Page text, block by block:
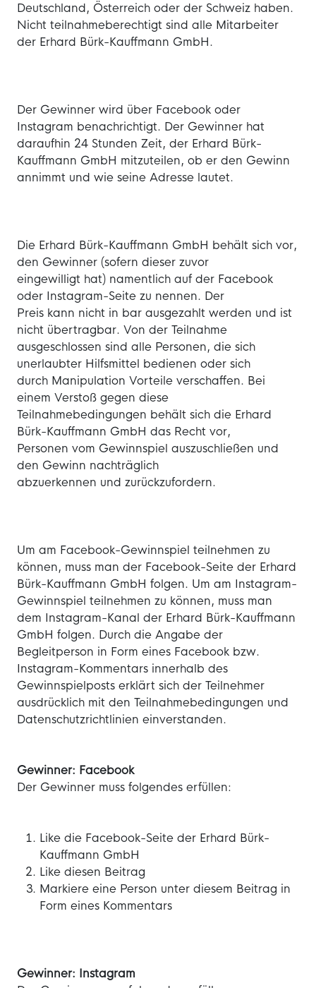
Deutschland, Österreich oder der Schweiz haben.
Nicht teilnahmeberechtigt sind alle Mitarbeiter
der Erhard Bürk-Kauffmann GmbH.
Der Gewinner wird über Facebook oder
Instagram benachrichtigt. Der Gewinner hat
daraufhin 24 Stunden Zeit, der Erhard Bürk-
Kauffmann GmbH mitzuteilen, ob er den Gewinn
annimmt und wie seine Adresse lautet.
Die Erhard Bürk-Kauffmann GmbH behält sich vor,
den Gewinner (sofern dieser zuvor
eingewilligt hat) namentlich auf der Facebook
oder Instagram-Seite zu nennen. Der
Preis kann nicht in bar ausgezahlt werden und ist
nicht übertragbar. Von der Teilnahme
ausgeschlossen sind alle Personen, die sich
unerlaubter Hilfsmittel bedienen oder sich
durch Manipulation Vorteile verschaffen. Bei
einem Verstoß gegen diese
Teilnahmebedingungen behält sich die Erhard
Bürk-Kauffmann GmbH das Recht vor,
Personen vom Gewinnspiel auszuschließen und
den Gewinn nachträglich
abzuerkennen und zurückzufordern.
Um am Facebook-Gewinnspiel teilnehmen zu
können, muss man der Facebook-Seite der Erhard
Bürk-Kauffmann GmbH folgen. Um am Instagram-
Gewinnspiel teilnehmen zu können, muss man
dem Instagram-Kanal der Erhard Bürk-Kauffmann
GmbH folgen. Durch die Angabe der
Begleitperson in Form eines Facebook bzw.
Instagram-Kommentars innerhalb des
Gewinnspielposts erklärt sich der Teilnehmer
ausdrücklich mit den Teilnahmebedingungen und
Datenschutzrichtlinien einverstanden.
Gewinner: Facebook
Der Gewinner muss folgendes erfüllen:
Like die Facebook-Seite der Erhard Bürk-
Kauffmann GmbH
Like diesen Beitrag
Markiere eine Person unter diesem Beitrag in
Form eines Kommentars
Gewinner: Instagram